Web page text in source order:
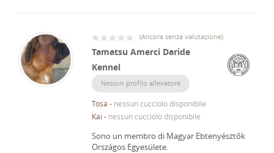
(Ancora senza valutazione)
Tamatsu Amerci Daride
Kennel
Nessun profilo allevatore
Tosa - nessun cucciolo disponibile
Kai - nessun cucciolo disponibile
Sono un membro di Magyar Ebtenyésztők
Országos Egyesülete.